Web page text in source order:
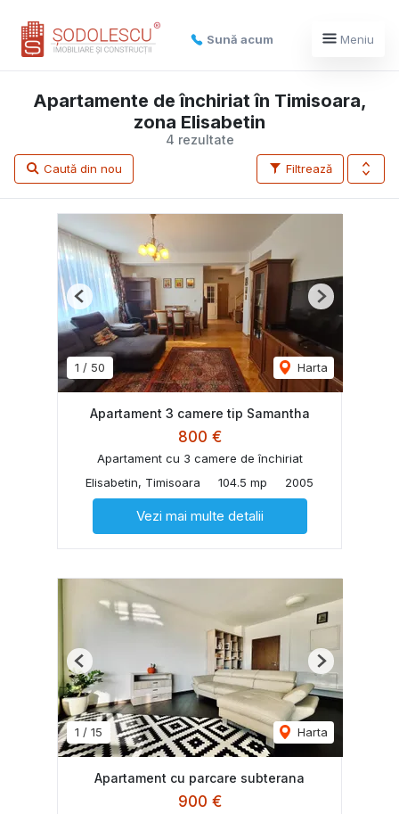
Sună acum Meniu
4 rezultate
Apartamente de închiriat în Timisoara,
zona Elisabetin
Filtrează
Caută din nou
1 / 50 Harta
Previous Next
Apartament 3 camere tip Samantha
800 €
Apartament cu 3 camere de închiriat
Elisabetin, Timisoara
104.5 mp 2005
Vezi mai multe detalii
1 / 15 Harta
Previous Next
Apartament cu parcare subterana
900 €